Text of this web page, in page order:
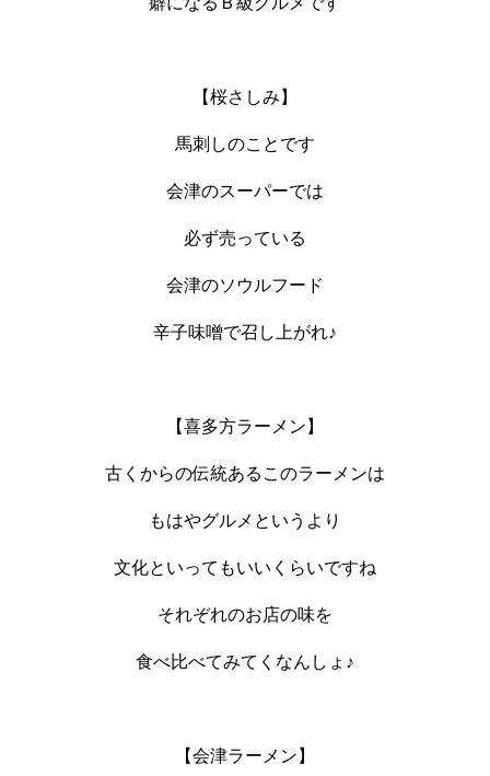
【桜さしみ】
馬刺しのことです
会津のスーパーでは
必ず売っている
会津のソウルフード
辛子味噌で召し上がれ♪
【喜多方ラーメン】
古くからの伝統あるこのラーメンは
もはやグルメというより
文化といってもいいくらいですね
それぞれのお店の味を
食べ比べてみてくなんしょ♪
【会津ラーメン】